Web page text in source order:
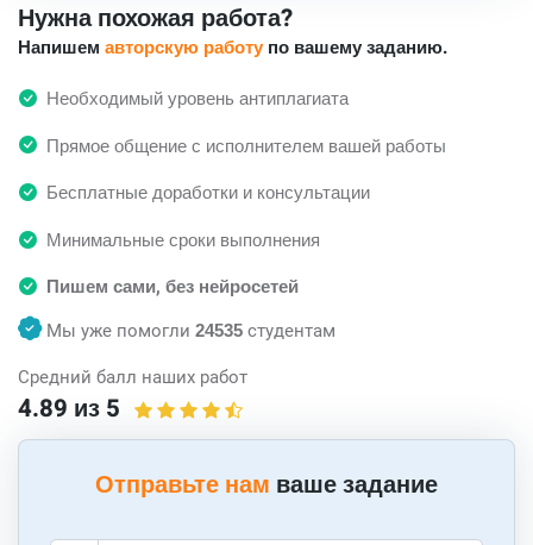
Нужна похожая работа?
Напишем авторскую работу по вашему заданию.
Необходимый уровень антиплагиата
Прямое общение с исполнителем вашей работы
Бесплатные доработки и консультации
Минимальные сроки выполнения
Пишем сами, без нейросетей
Мы уже помогли 24535 студентам
Средний балл наших работ
4.89 из 5
Отправьте нам ваше задание